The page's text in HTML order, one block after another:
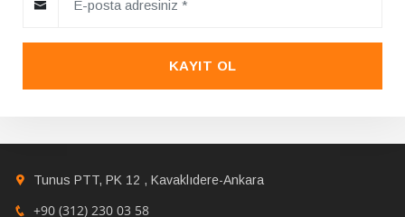
KAYIT OL
Tunus PTT, PK 12 , Kavaklıdere-Ankara
+90 (312) 230 03 58